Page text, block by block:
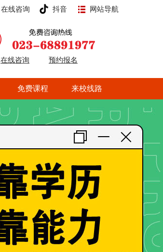
在线咨询 抖音 网站导航
在线咨询 预约报名
免费课程 来校线路